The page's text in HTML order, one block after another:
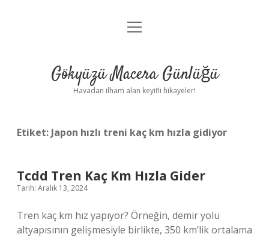
Anasayfa
Yasal Uyarı
menüyü
Gökyüzü Macera Günlüğü
Havadan ilham alan keyifli hikayeler!
Etiket: Japon hızlı treni kaç km hızla gidiyor
Tcdd Tren Kaç Km Hızla Gider
Tarih: Aralık 13, 2024
Tren kaç km hız yapıyor? Örneğin, demir yolu
altyapısının gelişmesiyle birlikte, 350 km’lik ortalama